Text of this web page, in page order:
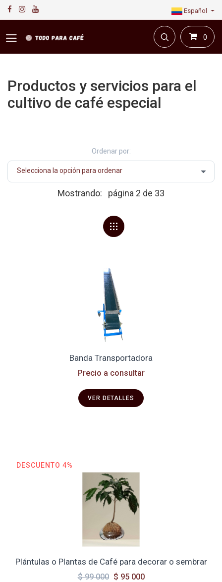
Español
0
Productos y servicios para el
cultivo de café especial
Ordenar por:
Mostrando: página 2 de 33
Banda Transportadora
Precio a consultar
VER DETALLES
DESCUENTO 4%
Plántulas o Plantas de Café para decorar o sembrar
$ 99 000 $ 95 000